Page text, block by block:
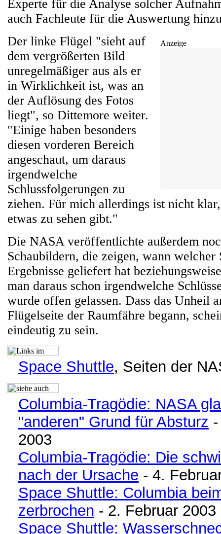
Experte für die Analyse solcher
auch Fachleute für die Auswertung
Anzeige
Der linke Flügel "sieht auf
dem vergrößerten Bild
unregelmäßiger aus als er
in Wirklichkeit ist, was an
der Auflösung des Fotos
liegt", so Dittemore weiter.
"Einige haben besonders
diesen vorderen Bereich
angeschaut, um daraus
irgendwelche
Schlussfolgerungen zu
ziehen. Für mich allerdings ist nicht
etwas zu sehen gibt."
Die NASA veröffentlichte außerdem
Schaubildern, die zeigen, wann welcher
Ergebnisse geliefert hat
man daraus schon irgendwelche
wurde offen gelassen. Dass das Unheil
Flügelseite der Raumfähre begann,
eindeutig zu sein.
Space Shuttle, Seiten der
Columbia-Tragödie: NASA
"anderen" Grund für Absturz
2003
Columbia-Tragödie: Die
nach der Ursache - 4.
Space Shuttle: Columbia
zerbrochen - 2. Februar 2003
Space Shuttle: